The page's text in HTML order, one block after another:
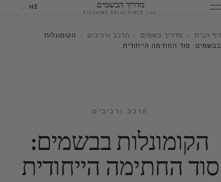
מדריך הבשמים
מאת SYLVAINE DELACOURTE
HE
דף הבית › מדריך בשמים › הרכב ורכיבים ›
הקומונלות
בבשמים: סוד החתימה הייחודית
הרכב ורכיבים
הקומונלות בבשמים:
סוד החתימה הייחודית